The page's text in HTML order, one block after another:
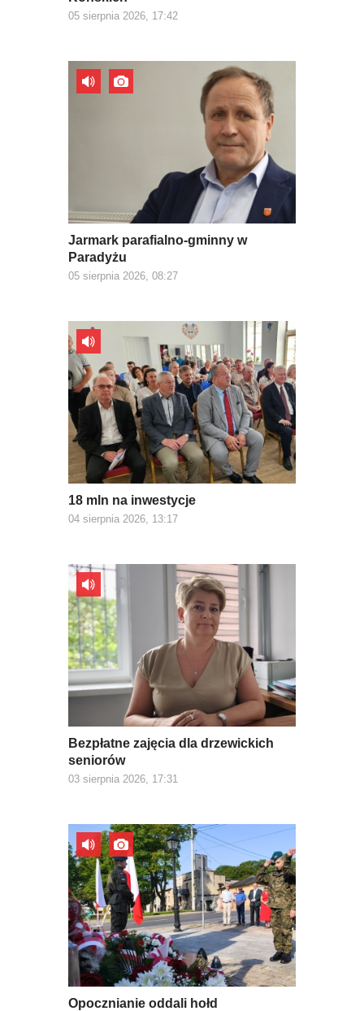
05 sierpnia 2026, 17:42
Jarmark parafialno-gminny w
Paradyżu
05 sierpnia 2026, 08:27
18 mln na inwestycje
04 sierpnia 2026, 13:17
Bezpłatne zajęcia dla drzewickich
seniorów
03 sierpnia 2026, 17:31
Opocznianie oddali hołd